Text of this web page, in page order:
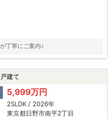
丁寧にご案内♪
建て
5,999万円
2SLDK / 2026年
東京都日野市南平2丁目